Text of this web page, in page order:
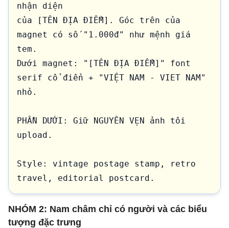
nhận diện
của [TÊN ĐỊA ĐIỂM]. Góc trên của
magnet có số "1.000đ" như mệnh giá
tem.
Dưới magnet: "[TÊN ĐỊA ĐIỂM]" font
serif cổ điển + "VIỆT NAM - VIET NAM"
nhỏ.
PHẦN DƯỚI: Giữ NGUYÊN VẸN ảnh tôi
upload.
Style: vintage postage stamp, retro
travel, editorial postcard.
NHÓM 2: Nam châm chỉ có người và các biểu
tượng đặc trưng